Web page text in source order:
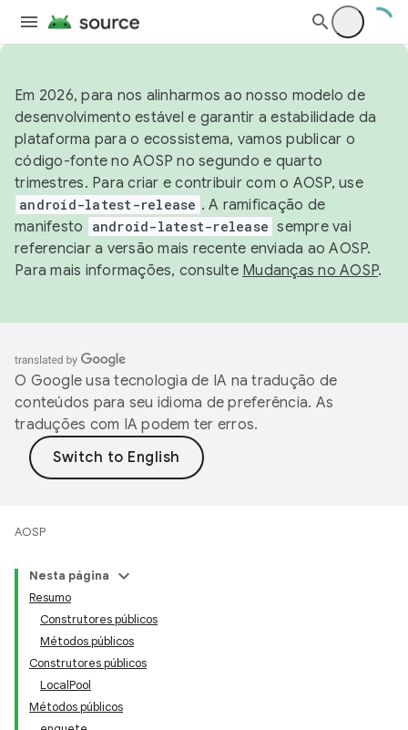
Em 2026, para nos alinharmos ao nosso modelo de
desenvolvimento estável e garantir a estabilidade da
plataforma para o ecossistema, vamos publicar o
código-fonte no AOSP no segundo e quarto
trimestres. Para criar e contribuir com o AOSP, use
android-latest-release . A ramificação de
manifesto
android-latest-release sempre vai
referenciar a versão mais recente enviada ao AOSP.
Para mais informações, consulte Mudanças no AOSP.
O Google usa tecnologia de IA na tradução de
conteúdos para seu idioma de preferência. As
traduções com IA podem ter erros.
AOSP
Nesta página
Resumo
Construtores públicos
Métodos públicos
Construtores públicos
LocalPool
Métodos públicos